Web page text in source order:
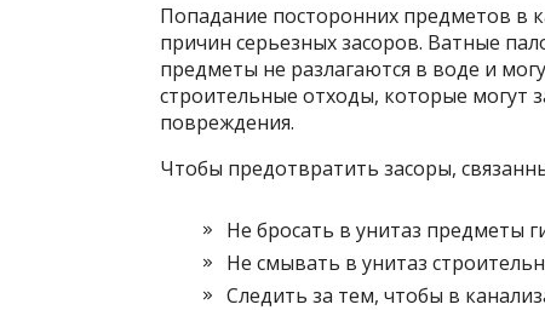
Попадание посторонних предметов в
причин серьезных засоров. Ватные
предметы не разлагаются в воде и
строительные отходы, которые могут
повреждения.
Чтобы предотвратить засоры,
Не бросать в унитаз предметы
Не смывать в унитаз
Следить за тем, чтобы в